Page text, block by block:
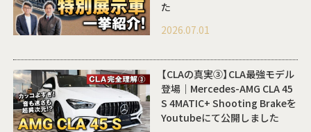
た
2026.07.01
【CLAの真実③】CLA最強モデル
登場｜Mercedes-AMG CLA 45
S 4MATIC+ Shooting Brakeを
Youtubeにて公開しました